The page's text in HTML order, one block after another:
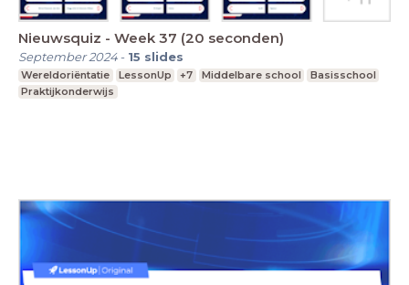
Nieuwsquiz - Week 37 (20 seconden)
September 2024- 15 slides
Wereldoriëntatie LessonUp +7 Middelbare school
Basisschool
Praktijkonderwijs